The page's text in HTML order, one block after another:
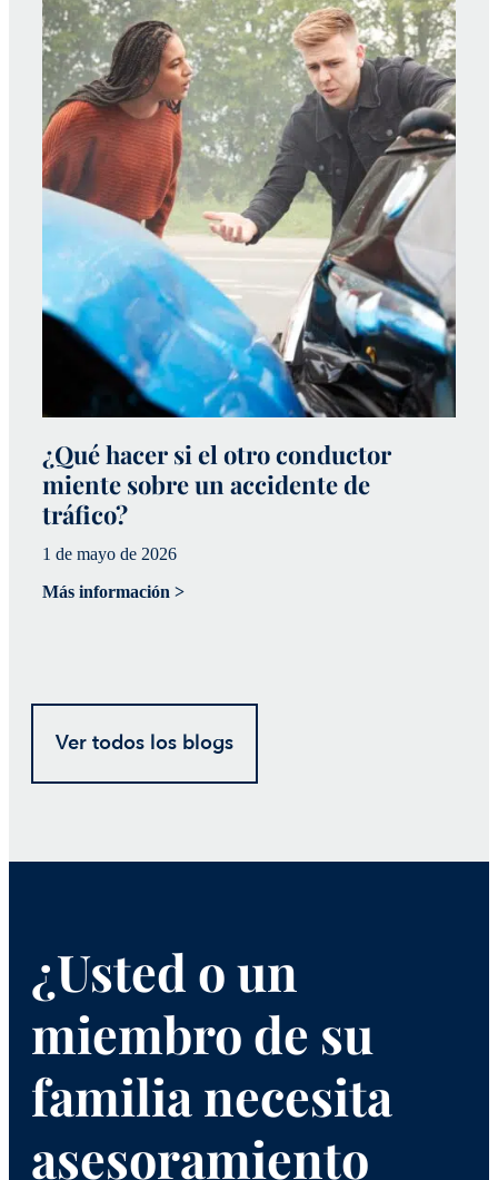
¿Qué hacer si el otro conductor
miente sobre un accidente de
tráfico?
1 de mayo de 2026
Más información >
Ver todos los blogs
¿Usted o un
miembro de su
familia necesita
asesoramiento